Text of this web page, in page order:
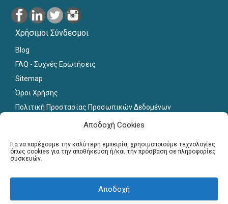
Αποδοχή Cookies
Για να παρέχουμε την καλύτερη εμπειρία, χρησιμοποιούμε τεχνολογίες
όπως cookies για την αποθήκευση ή/και την πρόσβαση σε πληροφορίες
συσκευών.
Αποδοχή
Χρήσιμοι Σύνδεσμοι
Blog
FAQ - Συχνές Ερωτήσεις
Sitemap
Όροι Χρήσης
Πολιτική Προστασίας Προσωπικών Δεδομένων
Για εκπαιδευτικούς
Εγγραφή